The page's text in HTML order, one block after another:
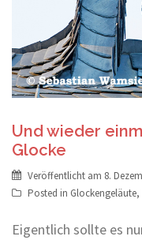
Und wieder
Glocke
Veröffentlicht am 8.
Posted in Glockengeläute,
Eigentlich sollte es